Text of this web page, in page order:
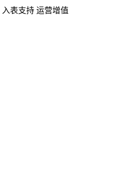
入表支持 运营增值